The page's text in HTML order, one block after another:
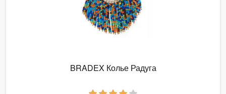
BRADEX Колье Радуга